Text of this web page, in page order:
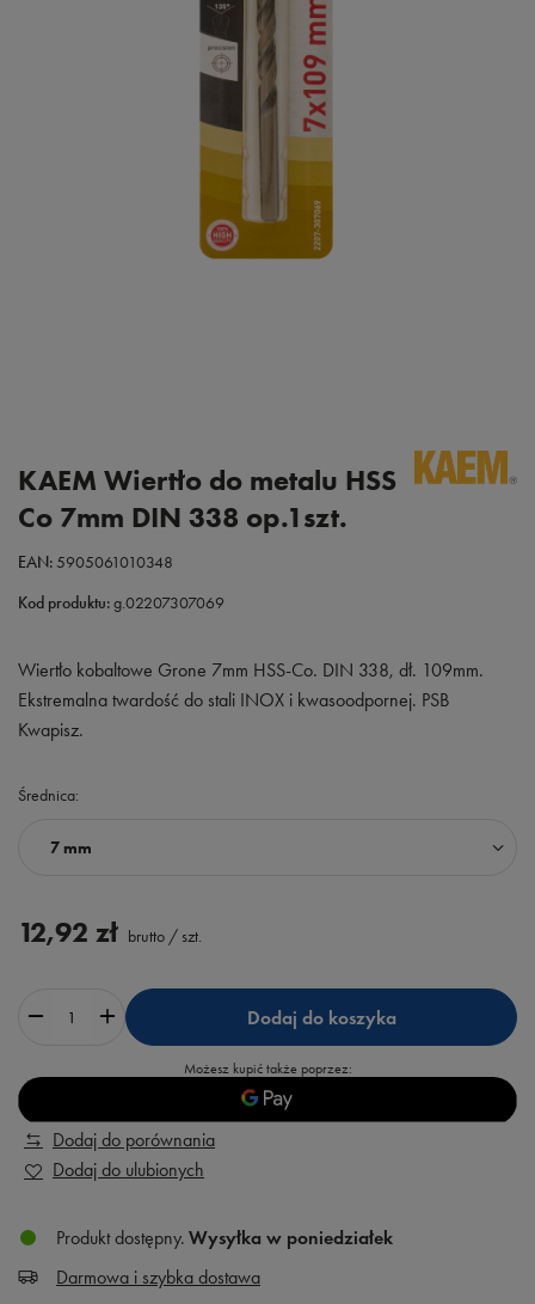
KAEM Wiertło do metalu HSS
Co 7mm DIN 338 op.1szt.
EAN:5905061010348
Kod produktu:g.02207307069
Wiertło kobaltowe Grone 7mm HSS-Co. DIN 338, dł. 109mm.
Ekstremalna twardość do stali INOX i kwasoodpornej. PSB
Kwapisz.
Średnica
7 mm
12,92 zł brutto / szt.
Dodaj do koszyka
Możesz kupić także poprzez:
Dodaj do porównania
Dodaj do ulubionych
Produkt dostępny Wysyłka w poniedziałek
Darmowa i szybka dostawa